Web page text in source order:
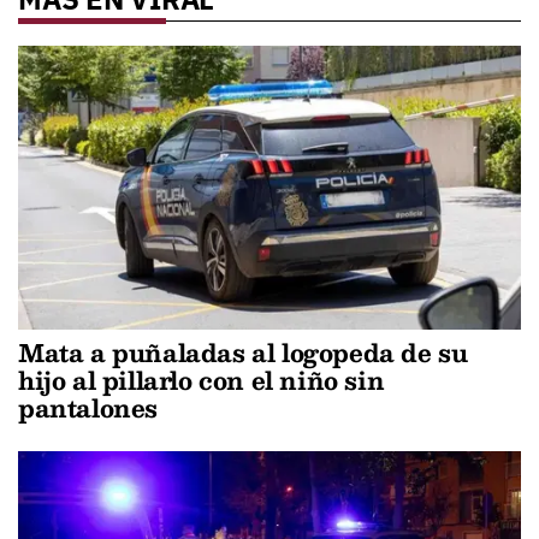
Mata a puñaladas al logopeda de su
hijo al pillarlo con el niño sin
pantalones